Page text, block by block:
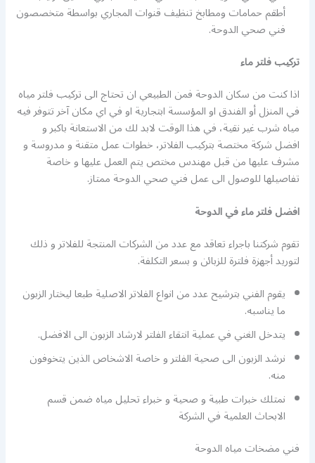
أطقم حمامات ومطابخ تنظيف قنوات المجاري بواسطة متخصصون
فني صحي الدوحة.
تركيب فلتر ماء
اذا كنت من سكان الدوحة فمن الطبيعي ان تحتاج الى تركيب فلتر مياه
في المنزل أو الفندق او المؤسسة ابتجارية او في اي مكان آخر تتوفر فيه
مياه شرب غير نقية، في هذا الوقت لابد لك من الاستعانة باكبر و
افضل شركة مختصة بتركيب الفلاتر، خطوات عمل متقنة و مدروسة و
مشرف عليها من قبل مهندس مختص يتم العمل عليها و خاصة
تفاصيلها للوصول الى عمل فني صحي الدوحة ممتاز.
افضل فلتر ماء في الدوحة
تقوم شركتنا باجراء تعاقد مع عدد من الشركات المنتجة للفلاتر و ذلك
لتوريد أجهزة فلترة للزبائن و بسعر التكلفة.
يقوم الفني بترشيح عدد من انواع الفلاتر الاصلية طبعا ليختار الزبون
ما يناسبه.
يتدخل الغني في عملية انتقاء الفلتر لارشاد الزبون الى الافضل.
نرشد الزبون الى صحية الفلتر و خاصة الاشخاص الذين يتخوفون
منه.
نمتلك خبرات طبية و صحية و خبراء تحليل مياه ضمن قسم
الابحاث العلمية في الشركة
فني مضخات مياه الدوحة